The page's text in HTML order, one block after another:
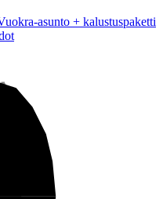
asunto + kalustuspaketti